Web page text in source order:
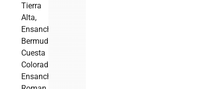
Tierra
Alta,
Ensanche
Bermudez,
Cuesta
Colorada,
Ensanche